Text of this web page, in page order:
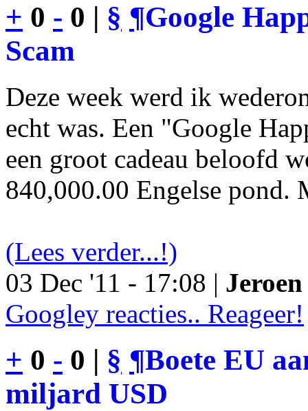
+ 0 - 0 | § ¶Google
Scam
Deze week werd ik
echt was. Een "Google
een groot cadeau beloofd
840,000.00 Engelse pond.
(Lees verder...!)
03 Dec '11 - 17:08 |
Googley reacties.. Reageer!
+ 0 - 0 | § ¶Boete EU
miljard USD